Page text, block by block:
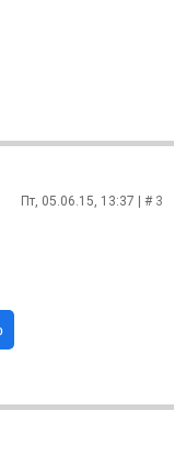
Пт, 05.06.15, 13:37 | # 3